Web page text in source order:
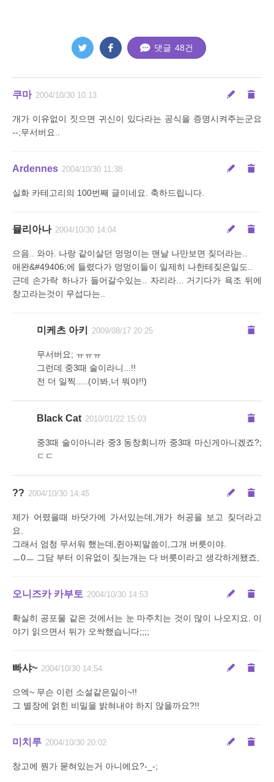
댓글 48건
쿠마 2004/10/30 10:13
개가 이유없이 짓으면 귀신이 있다라는 공식을 증명시켜주는군요
--;무서버요..
Ardennes 2004/10/30 11:38
실화 카테고리의 100번째 글이네요. 축하드립니다.
뮬리아나 2004/10/30 14:04
으음.. 와아. 나랑 같이살던 멍멍이는 맨날 나만보면 짖더라는..
애완&#49406;에 들렸다가 멍멍이들이 일제히 나한테짖은일도..
근데 손가락 하나가 들어갈수있는.. 자리라... 거기다가 욕조 뒤에
창고라는것이 무섭다는..
미케츠 아키 2009/08/17 20:25
무서버요; ㅠㅠㅠ
그런데 중3때 술이라니...!!
전 더 일찍.....(이봐,너 뭐야!!)
Black Cat 2010/01/22 15:03
중3때 술이아니라 중3 동창회니까 중3때 마신게아니겠죠?;
ㄷㄷ
?? 2004/10/30 14:45
제가 어렸을때 바닷가에 가서있는데,개가 허공을 보고 짖더라고
요.
그래서 엄청 무서워 했는데,쥔아찌말씀이,그개 버릇이야.
ㅡ0ㅡ 그담 부터 이유없이 짖는개는 다 버릇이라고 생각하게됐죠,
오니즈카 카부토 2004/10/30 14:53
확실히 공포물 같은 것에서는 눈 마주치는 것이 많이 나오지요. 이
야기 읽으면서 뒤가 오싹했습니다;;;;
빠샤~ 2004/10/30 14:54
으엑~ 무슨 이런 소설같은일이~!!
그 별장에 얽힌 비밀을 밝혀내야 하지 않을까요?!!
미치루 2004/10/30 20:02
창고에 뭔가 묻혀있는거 아니에요?-_-;